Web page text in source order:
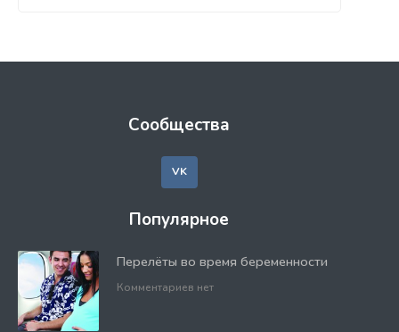
Сообщества
VK
Популярное
Перелёты во время беременности
Комментариев нет